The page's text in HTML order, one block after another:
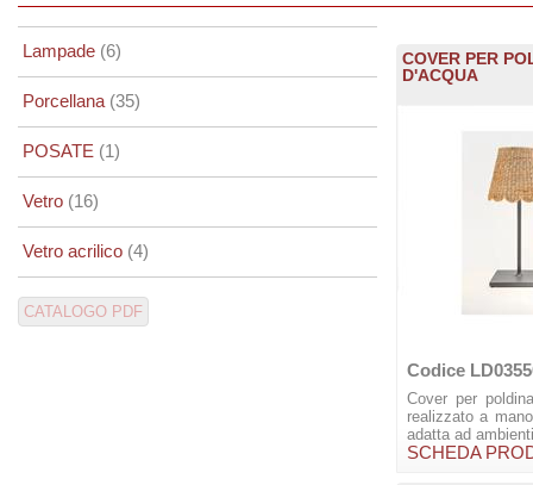
Lampade (6)
Porcellana (35)
POSATE (1)
Vetro (16)
Vetro acrilico (4)
COVER PER
D'ACQUA
Codice
Cover per
realizzato a
adatta ad
SCHEDA